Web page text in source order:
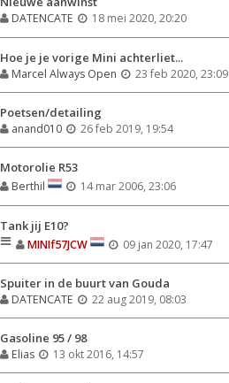
DATENCATE 18 mei 2020, 20:20
Hoe je je vorige Mini achterliet...
Marcel Always Open 23 feb 2020, 23:09
Poetsen/detailing
anand010 26 feb 2019, 19:54
Motorolie R53
Berthil 14 mar 2006, 23:06
Tank jij E10?
MINIf57JCW 09 jan 2020, 17:47
Spuiter in de buurt van Gouda
DATENCATE 22 aug 2019, 08:03
Gasoline 95 / 98
Elias 13 okt 2016, 14:57